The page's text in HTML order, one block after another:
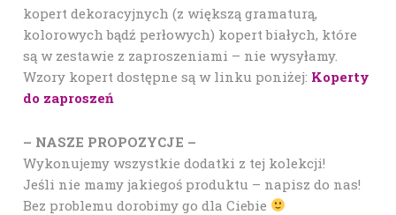
kopert dekoracyjnych (z większą gramaturą,
kolorowych bądź perłowych) kopert białych, które
są w zestawie z zaproszeniami – nie wysyłamy.
Wzory kopert dostępne są w linku poniżej: Koperty
do zaproszeń
– NASZE PROPOZYCJE –
Wykonujemy wszystkie dodatki z tej kolekcji!
Jeśli nie mamy jakiegoś produktu – napisz do nas!
Bez problemu dorobimy go dla Ciebie